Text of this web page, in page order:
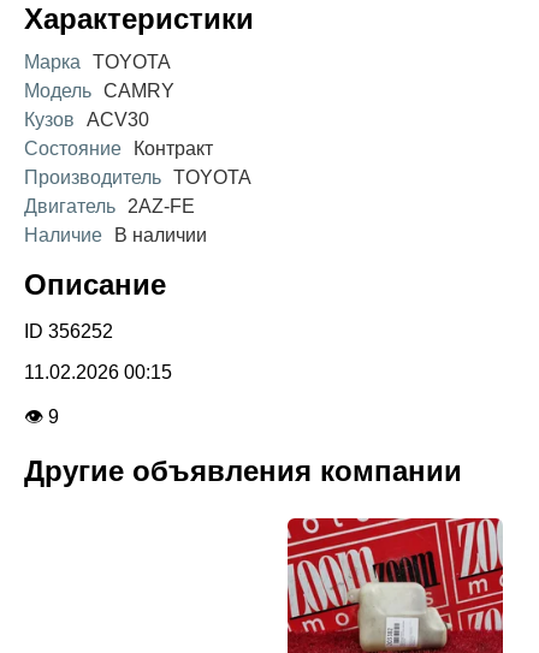
Характеристики
Марка
TOYOTA
Модель CAMRY
Кузов
ACV30
Состояние
Контракт
Производитель TOYOTA
Двигатель
2AZ-FE
Наличие
В наличии
Описание
ID 356252
11.02.2026 00:15
👁 9
Другие объявления компании